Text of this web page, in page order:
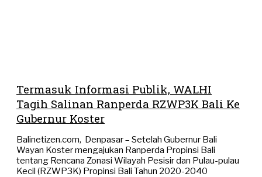
Termasuk Informasi Publik, WALHI
Tagih Salinan Ranperda RZWP3K Bali Ke
Gubernur Koster
Balinetizen.com, Denpasar – Setelah Gubernur Bali
Wayan Koster mengajukan Ranperda Propinsi Bali
tentang Rencana Zonasi Wilayah Pesisir dan Pulau-pulau
Kecil (RZWP3K) Propinsi Bali Tahun 2020-2040